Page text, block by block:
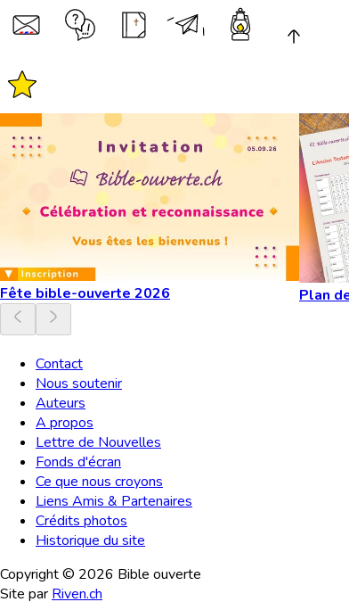
Fête bible-ouverte 2026 Plan
Contact
Nous soutenir
Auteurs
A propos
Lettre de Nouvelles
Fonds d'écran
Ce que nous croyons
Liens Amis & Partenaires
Crédits photos
Historique du site
Copyright © 2026 Bible ouverte
Site par Riven.ch